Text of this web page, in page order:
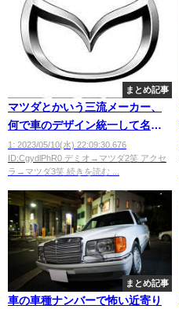
まとめ記事
マツダとかいう三流メーカー、
何で車のデザイン統一して名前
もダサくしたの？ｗ
1: 2023/05/10(水) 22:09:30.676
ID:CgydlPhR0 デミオ→マツダ2笑 アクセ
ラ→マツダ3笑 続きを読む ...
まとめ記事
車の車種ナンバーで怖い近寄り